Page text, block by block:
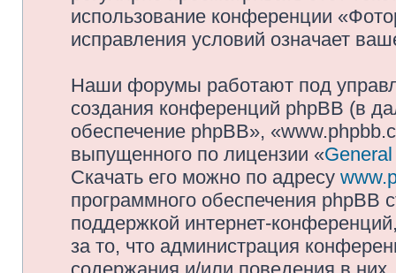
использование конференции
исправления условий означает
Наши форумы работают под
создания конференций phpBB (в
обеспечение phpBB»,
выпущенного по лицензии «
Скачать его можно по адресу
программного обеспечения phpBB
поддержкой интернет-
за то, что администрация